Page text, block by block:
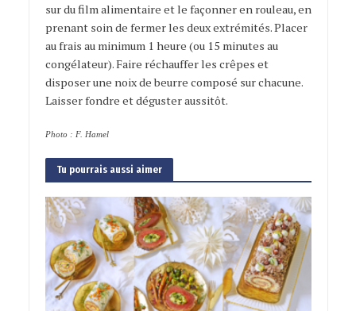
sur du film alimentaire et le façonner en rouleau, en
prenant soin de fermer les deux extrémités. Placer
au frais au minimum 1 heure (ou 15 minutes au
congélateur). Faire réchauffer les crêpes et
disposer une noix de beurre composé sur chacune.
Laisser fondre et déguster aussitôt.
Photo : F. Hamel
Tu pourrais aussi aimer